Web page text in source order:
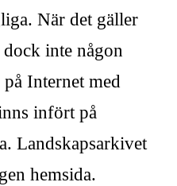
När det gäller
inte någon
Internet med
infört på
Landskapsarkivet
hemsida.